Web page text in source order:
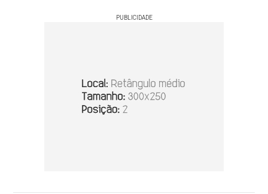
PUBLICIDADE